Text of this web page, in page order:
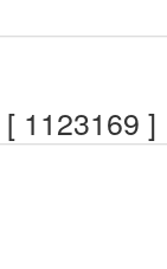
1123169 ]